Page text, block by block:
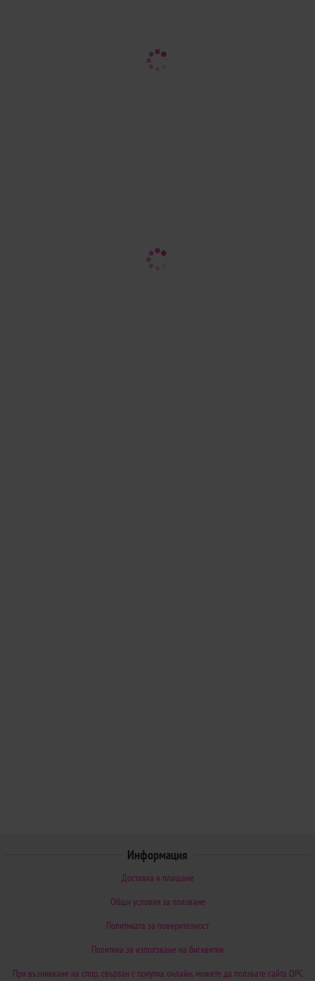
Информация
Доставка и плащане
Общи условия за ползване
Политиката за поверителност
Политика за използване на бисквитки
При възникване на спор, свързан с покупка онлайн, можете да ползвате сайта ОРС